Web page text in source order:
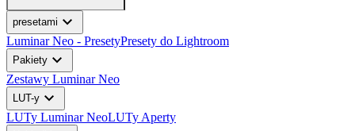
presetami expand_more
Luminar Neo - PresetyPresety do Lightroom
Pakiety expand_more
Zestawy Luminar Neo
LUT-y expand_more
LUTy Luminar NeoLUTy Aperty